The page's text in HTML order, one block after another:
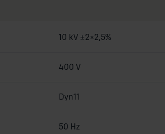
10 kV ±2×2,5%
400 V
Dyn11
50 Hz